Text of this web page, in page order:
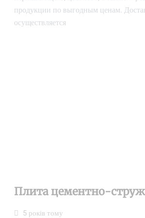
продукции по выгодным ценам.
осуществляется
Плита цементно-
5 років тому